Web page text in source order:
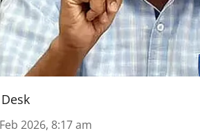
2026, 8:17 am